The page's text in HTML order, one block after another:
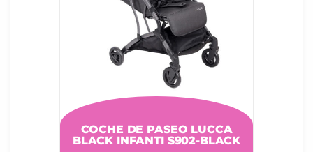
COCHE DE PASEO LUCCA
BLACK INFANTI S902-BLACK